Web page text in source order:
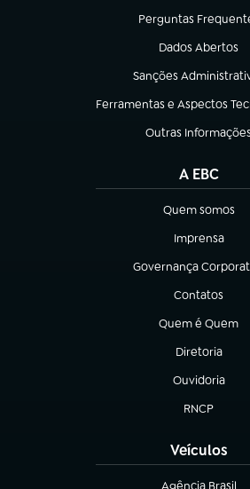
Perguntas
(abre em nova aba)
Dados Abertos
(abre em nova
Sanções
(abre em nova aba)
Ferramentas e Aspectos
(abre em nova aba)
Outras
(abre em nova aba)
A EBC
Quem somos
(abre em nova
Imprensa
(abre em nova
Governança
(abre em nova aba)
Contatos
(abre em nova
Quem é Quem
(abre em nova
Diretoria
(abre em nova
Ouvidoria
(abre em nova
RNCP
(abre em
Veículos